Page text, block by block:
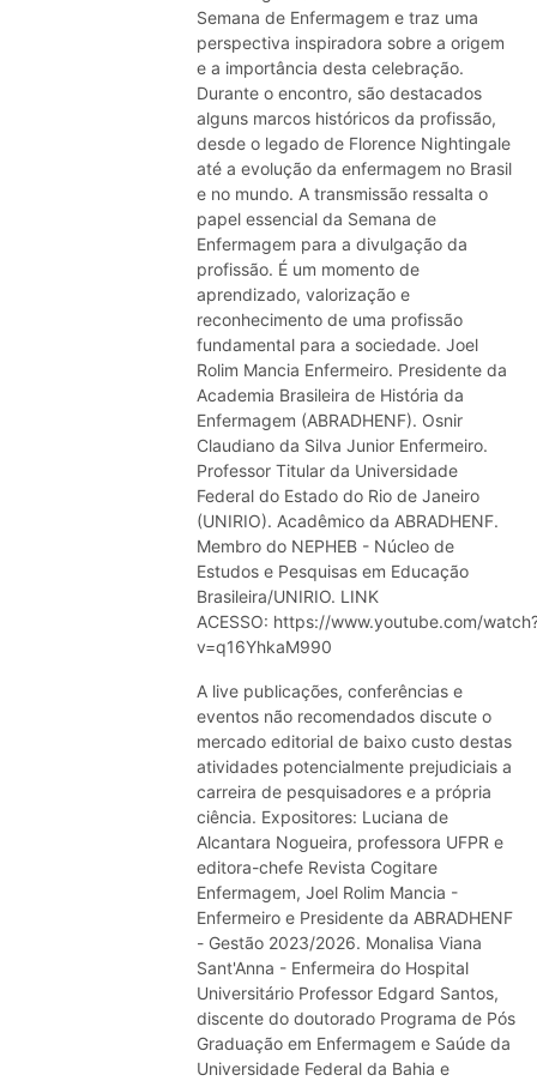
Semana de Enfermagem e traz uma
perspectiva inspiradora sobre a origem
e a importância desta celebração.
Durante o encontro, são destacados
alguns marcos históricos da profissão,
desde o legado de Florence Nightingale
até a evolução da enfermagem no Brasil
e no mundo. A transmissão ressalta o
papel essencial da Semana de
Enfermagem para a divulgação da
profissão. É um momento de
aprendizado, valorização e
reconhecimento de uma profissão
fundamental para a sociedade. Joel
Rolim Mancia Enfermeiro. Presidente da
Academia Brasileira de História da
Enfermagem (ABRADHENF). Osnir
Claudiano da Silva Junior Enfermeiro.
Professor Titular da Universidade
Federal do Estado do Rio de Janeiro
(UNIRIO). Acadêmico da ABRADHENF.
Membro do NEPHEB - Núcleo de
Estudos e Pesquisas em Educação
Brasileira/UNIRIO. LINK
ACESSO: https://www.youtube.com/
v=q16YhkaM990
A live publicações, conferências e
eventos não recomendados discute o
mercado editorial de baixo custo destas
atividades potencialmente prejudiciais a
carreira de pesquisadores e a própria
ciência. Expositores: Luciana de
Alcantara Nogueira, professora UFPR e
editora-chefe Revista Cogitare
Enfermagem, Joel Rolim Mancia -
Enfermeiro e Presidente da ABRADHENF
- Gestão 2023/2026. Monalisa Viana
Sant'Anna - Enfermeira do Hospital
Universitário Professor Edgard Santos,
discente do doutorado Programa de Pós
Graduação em Enfermagem e Saúde da
Universidade Federal da Bahia e